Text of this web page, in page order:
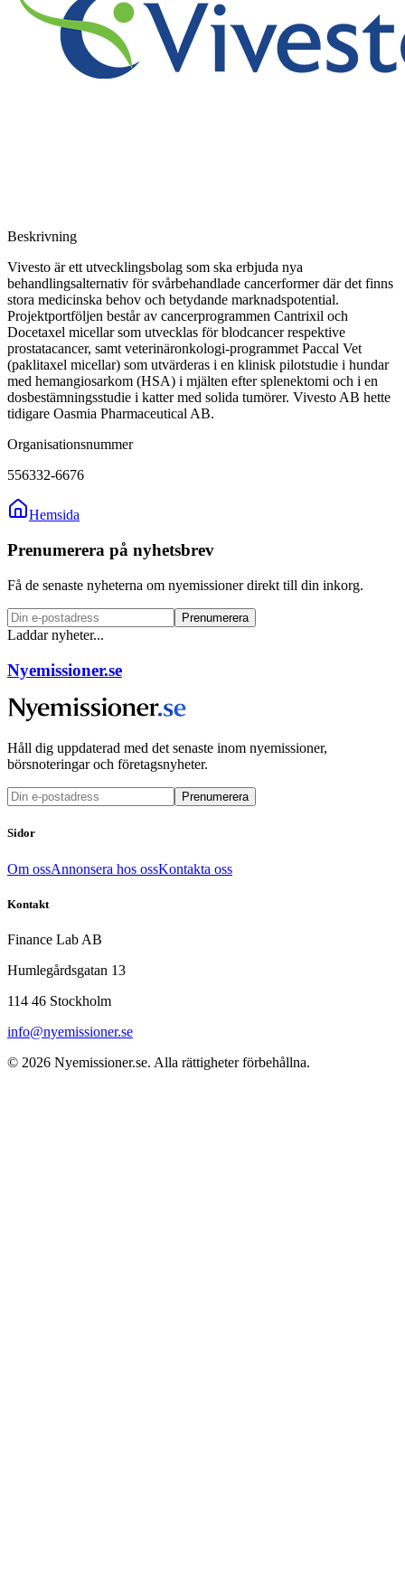
Beskrivning
Vivesto är ett utvecklingsbolag som ska erbjuda nya
behandlingsalternativ för svårbehandlade cancerformer där det finns
stora medicinska behov och betydande marknadspotential.
Projektportföljen består av cancerprogrammen Cantrixil och
Docetaxel micellar som utvecklas för blodcancer respektive
prostatacancer, samt veterinäronkologi-programmet Paccal Vet
(paklitaxel micellar) som utvärderas i en klinisk pilotstudie i hundar
med hemangiosarkom (HSA) i mjälten efter splenektomi och i en
dosbestämningsstudie i katter med solida tumörer. Vivesto AB hette
tidigare Oasmia Pharmaceutical AB.
Organisationsnummer
556332-6676
Hemsida
Prenumerera på nyhetsbrev
Få de senaste nyheterna om nyemissioner direkt till din inkorg.
Prenumerera
Laddar nyheter...
Nyemissioner.se
Håll dig uppdaterad med det senaste inom nyemissioner,
börsnoteringar och företagsnyheter.
Prenumerera
Sidor
Om ossAnnonsera hos ossKontakta oss
Kontakt
Finance Lab AB
Humlegårdsgatan 13
114 46 Stockholm
info@nyemissioner.se
© 2026 Nyemissioner.se. Alla rättigheter förbehållna.